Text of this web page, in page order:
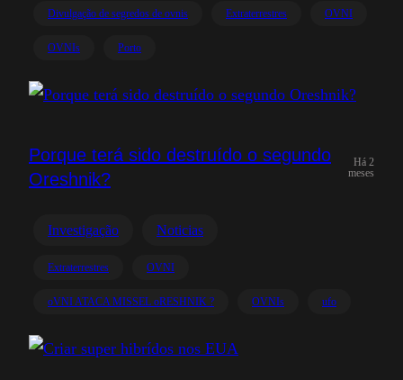
Divulgação de segredos de ovnis Extraterrestres OVNI
OVNIs Porto
Porque terá sido destruído o segundo
Oreshnik?
Há 2
meses
Investigação Noticias
Extraterrestres OVNI
oVNI ATACA MISSEL oRESHNIK ? OVNIs ufo